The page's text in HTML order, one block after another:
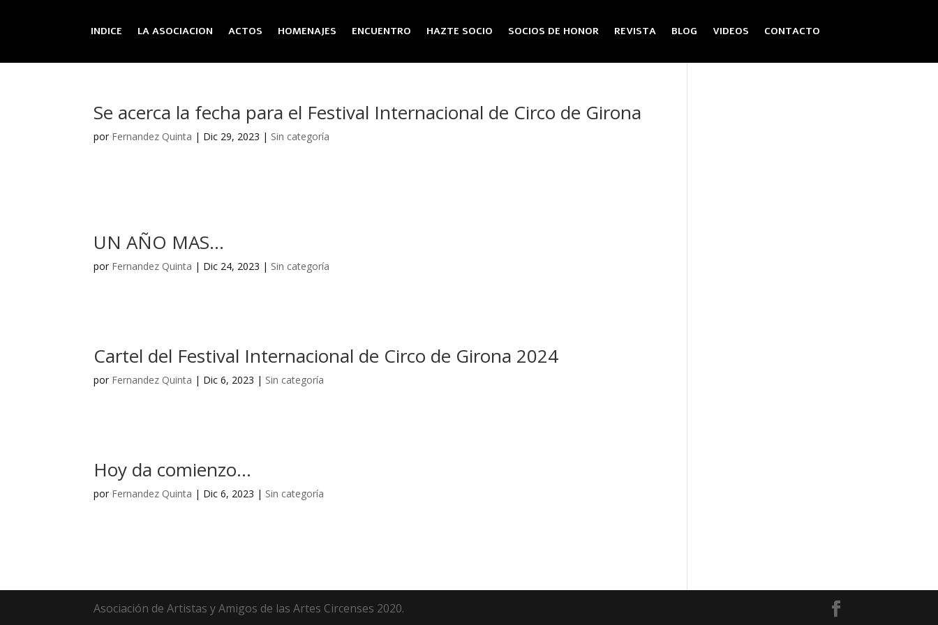
INDICE LA ASOCIACION ACTOS HOMENAJES ENCUENTRO HAZTE SOCIO SOCIOS DE HONOR REVISTA BLOG VIDEOS CONTACTO
Se acerca la fecha para el Festival Internacional de Circo de Girona
por Fernandez Quinta | Dic 29, 2023 | Sin categoría
UN AÑO MAS…
por Fernandez Quinta | Dic 24, 2023 | Sin categoría
Cartel del Festival Internacional de Circo de Girona 2024
por Fernandez Quinta | Dic 6, 2023 | Sin categoría
Hoy da comienzo…
por Fernandez Quinta | Dic 6, 2023 | Sin categoría
Asociación de Artistas y Amigos de las Artes Circenses 2020.